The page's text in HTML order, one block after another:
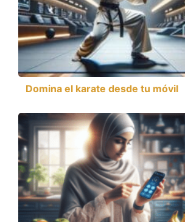
Domina el karate desde tu móvil